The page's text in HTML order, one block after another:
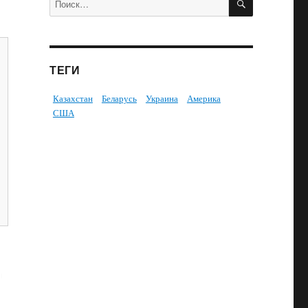
ТЕГИ
Казахстан Беларусь Украина
Америка
США